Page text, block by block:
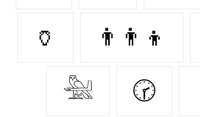
🏺 👨‍👨‍👦
𓅖 🕝